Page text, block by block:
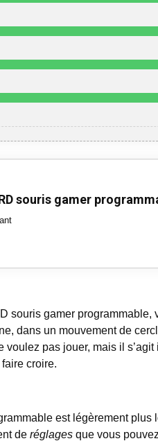
souris gamer
souris gamer
dans un mouvement de
pas jouer, mais il s’agit
croire.
est légèrement
de réglages que vous